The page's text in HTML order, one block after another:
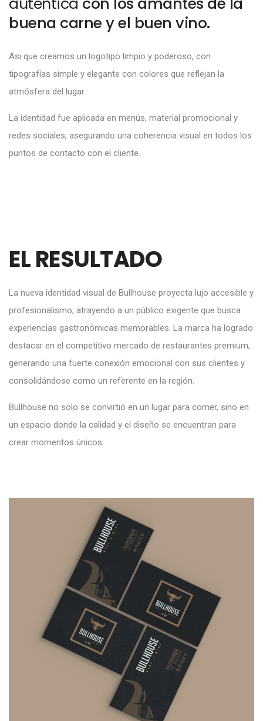
buena carne y el buen vino.
Asi que creamos un logotipo limpio y poderoso, con
tipografías simple y elegante con colores que reflejan la
atmósfera del lugar.
La identidad fue aplicada en menús, material promocional y
redes sociales, asegurando una coherencia visual en todos los
puntos de contacto con el cliente.
EL RESULTADO
La nueva identidad visual de Bullhouse proyecta lujo accesible y
profesionalismo, atrayendo a un público exigente que busca
experiencias gastronómicas memorables. La marca ha logrado
destacar en el competitivo mercado de restaurantes premium,
generando una fuerte conexión emocional con sus clientes y
consolidándose como un referente en la región.
Bullhouse no solo se convirtió en un lugar para comer, sino en
un espacio donde la calidad y el diseño se encuentran para
crear momentos únicos.